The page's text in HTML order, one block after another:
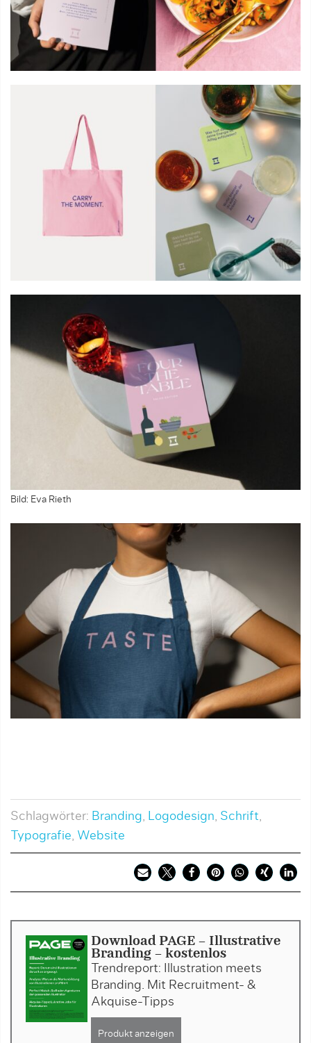
Bild: Eva Rieth
Schlagwörter: Branding, Logodesign, Schrift,
Typografie, Website
Download PAGE - Illustrative
Branding - kostenlos
Trendreport: Illustration meets
Branding. Mit Recruitment- &
Akquise-Tipps
Produkt anzeigen